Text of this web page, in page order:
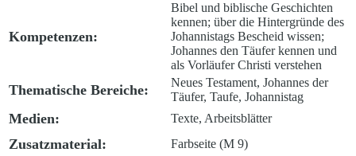
Kompetenzen:
Bibel und biblische Geschichten
kennen; über die Hintergründe des
Johannistags Bescheid wissen;
Johannes den Täufer kennen und
als Vorläufer Christi verstehen
Thematische Bereiche:
Neues Testament, Johannes der
Täufer, Taufe, Johannistag
Medien: Texte, Arbeitsblätter
Zusatzmaterial: Farbseite (M 9)